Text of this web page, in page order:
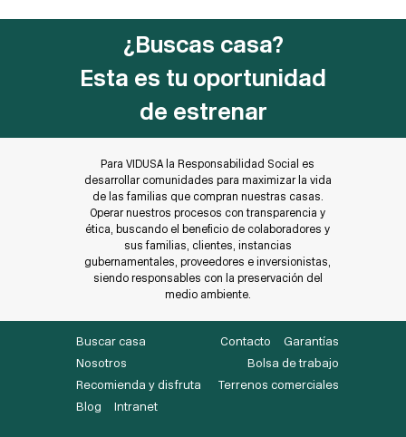
¿Buscas casa?
Esta es tu oportunidad
de estrenar
Para VIDUSA la Responsabilidad Social es
desarrollar comunidades para maximizar la vida
de las familias que compran nuestras casas.
Operar nuestros procesos con transparencia y
ética, buscando el beneficio de colaboradores y
sus familias, clientes, instancias
gubernamentales, proveedores e inversionistas,
siendo responsables con la preservación del
medio ambiente.
Buscar casa
Nosotros
Recomienda y disfruta
Blog
Intranet
Contacto
Garantías
Bolsa de trabajo
Terrenos comerciales